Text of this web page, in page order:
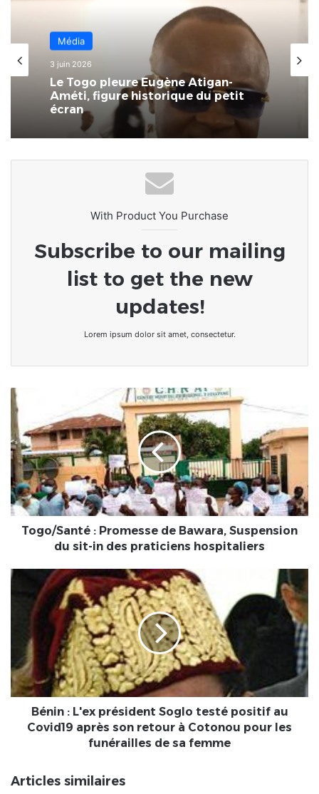
Média
Le Togo pleure Eugène Atigan-
Améti, figure historique du petit
Média
30 mai 2026
DU FESTIVAL TOGO MEDIA FOOT
With Product You Purchase
Subscribe to our mailing
list to get the new
updates!
Lorem ipsum dolor sit amet, consectetur.
Togo/Santé
Promesse
de
Bawara,
Suspension
du
sit-
in
desTogo/Santé : Promesse de Bawara, Suspension
du sit-in des praticiens hospitaliers
Bénin
positif
au
Covid19
pour
Bénin : L'ex président Soglo testé positif au
Covid19 après son retour à Cotonou pour les
funérailles de sa femme
Articles similaires